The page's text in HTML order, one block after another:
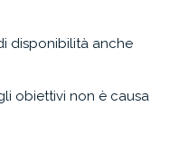
disponibilità anche
obiettivi non è causa